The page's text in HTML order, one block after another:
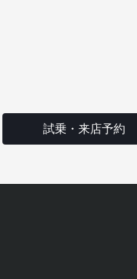
試乗・来店予約